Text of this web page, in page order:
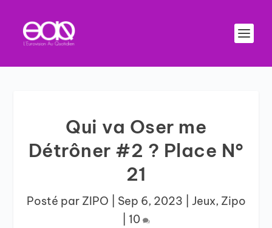
Qui va Oser me
Détrôner #2 ? Place N°
21
Posté par ZIPO Sep 6, 2023 Jeux, Zipo
10